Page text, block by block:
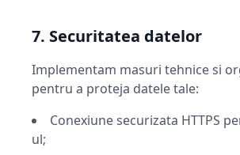
7. Securitatea datelor
Implementam masuri tehnice si
pentru a proteja datele tale:
Conexiune securizata HTTPS
ul;